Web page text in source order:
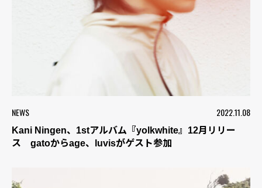
NEWS 2022.11.08
Kani Ningen、1stアルバム『yolkwhite』12月リリー
ス gatoからage、luvisがゲスト参加